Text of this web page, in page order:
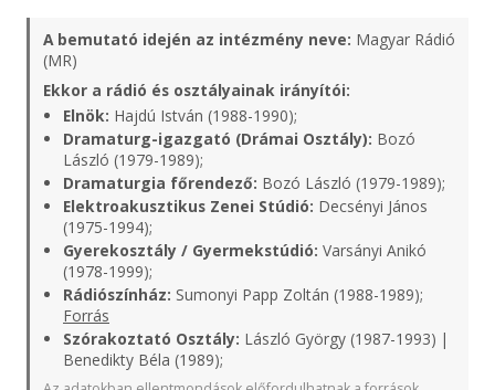
A bemutató idején az intézmény neve: Magyar Rádió
(MR)
Ekkor a rádió és osztályainak irányítói:
Elnök: Hajdú István (1988-1990);
Dramaturg-igazgató (Drámai Osztály): Bozó
László (1979-1989);
Dramaturgia főrendező: Bozó László (1979-1989);
Elektroakusztikus Zenei Stúdió: Decsényi János
(1975-1994);
Gyerekosztály / Gyermekstúdió: Varsányi Anikó
(1978-1999);
Rádiószínház: Sumonyi Papp Zoltán (1988-1989);
Forrás
Szórakoztató Osztály: László György (1987-1993) |
Benedikty Béla (1989);